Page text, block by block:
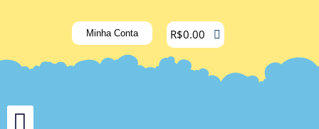
Minha Conta R$0.00